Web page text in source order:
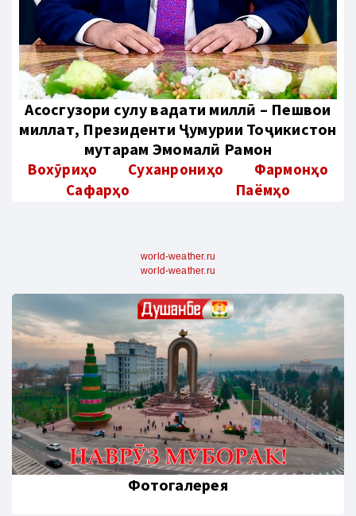
Aсосгузори сулҳу ваҳдати миллӣ – Пешвои
миллат, Президенти Ҷумҳурии Тоҷикистон
муҳтарам Эмомалӣ Раҳмон
Вохӯриҳо Суханрониҳо
Фармонҳо
Сафарҳо
Паёмҳо
world-weather.ru
world-weather.ru
Фотогалерея